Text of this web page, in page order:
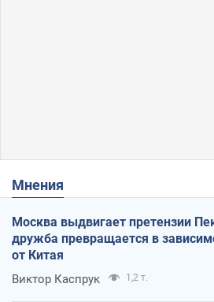
Мнения
Москва выдвигает претензии
дружба превращается в
от Китая
Виктор Каспрук 1,2 т.